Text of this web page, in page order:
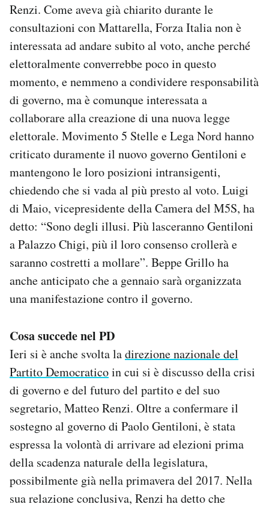
Renzi. Come aveva già chiarito durante le
consultazioni con Mattarella, Forza Italia non è
interessata ad andare subito al voto, anche perché
elettoralmente converrebbe poco in questo
momento, e nemmeno a condividere responsabilità
di governo, ma è comunque interessata a
collaborare alla creazione di una nuova legge
elettorale. Movimento 5 Stelle e Lega Nord hanno
criticato duramente il nuovo governo Gentiloni e
mantengono le loro posizioni intransigenti,
chiedendo che si vada al più presto al voto. Luigi
di Maio, vicepresidente della Camera del M5S, ha
detto: “Sono degli illusi. Più lasceranno Gentiloni
a Palazzo Chigi, più il loro consenso crollerà e
saranno costretti a mollare”. Beppe Grillo ha
anche anticipato che a gennaio sarà organizzata
una manifestazione contro il governo.
Cosa succede nel PD
Ieri si è anche svolta ladirezione nazionale del
Partito Democraticoin cui si è discusso della crisi
di governo e del futuro del partito e del suo
segretario, Matteo Renzi. Oltre a confermare il
sostegno al governo di Paolo Gentiloni, è stata
espressa la volontà di arrivare ad elezioni prima
della scadenza naturale della legislatura,
possibilmente già nella primavera del 2017. Nella
sua relazione conclusiva, Renzi ha detto che